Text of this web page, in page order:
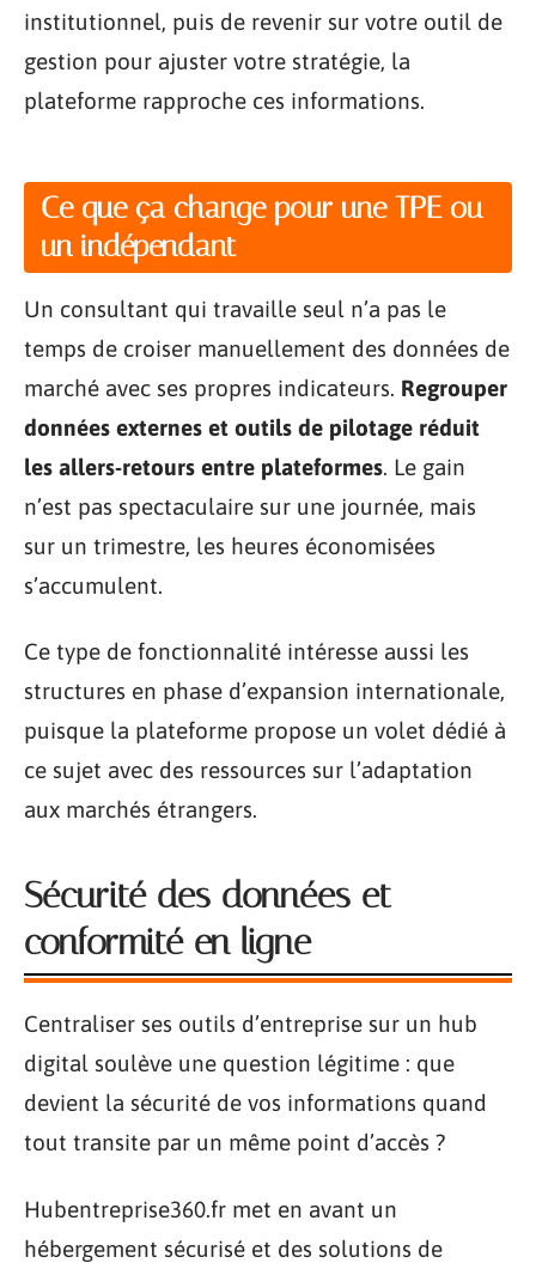
institutionnel, puis de revenir sur votre outil de
gestion pour ajuster votre stratégie, la
plateforme rapproche ces informations.
Ce que ça change pour une TPE ou
un indépendant
Un consultant qui travaille seul n’a pas le
temps de croiser manuellement des données de
marché avec ses propres indicateurs. Regrouper
données externes et outils de pilotage réduit
les allers-retours entre plateformes. Le gain
n’est pas spectaculaire sur une journée, mais
sur un trimestre, les heures économisées
s’accumulent.
Ce type de fonctionnalité intéresse aussi les
structures en phase d’expansion internationale,
puisque la plateforme propose un volet dédié à
ce sujet avec des ressources sur l’adaptation
aux marchés étrangers.
Sécurité des données et
conformité en ligne
Centraliser ses outils d’entreprise sur un hub
digital soulève une question légitime : que
devient la sécurité de vos informations quand
tout transite par un même point d’accès ?
Hubentreprise360.fr met en avant un
hébergement sécurisé et des solutions de